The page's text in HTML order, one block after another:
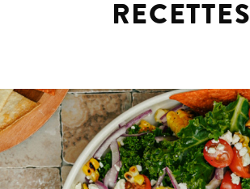
RECETTES